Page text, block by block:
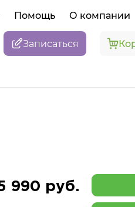
Помощь О компании
Записаться
990 руб.